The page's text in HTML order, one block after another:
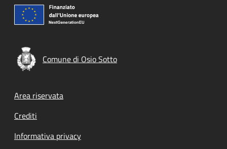
Comune di Osio Sotto
Footer menu
Area riservata
Crediti
Informativa privacy